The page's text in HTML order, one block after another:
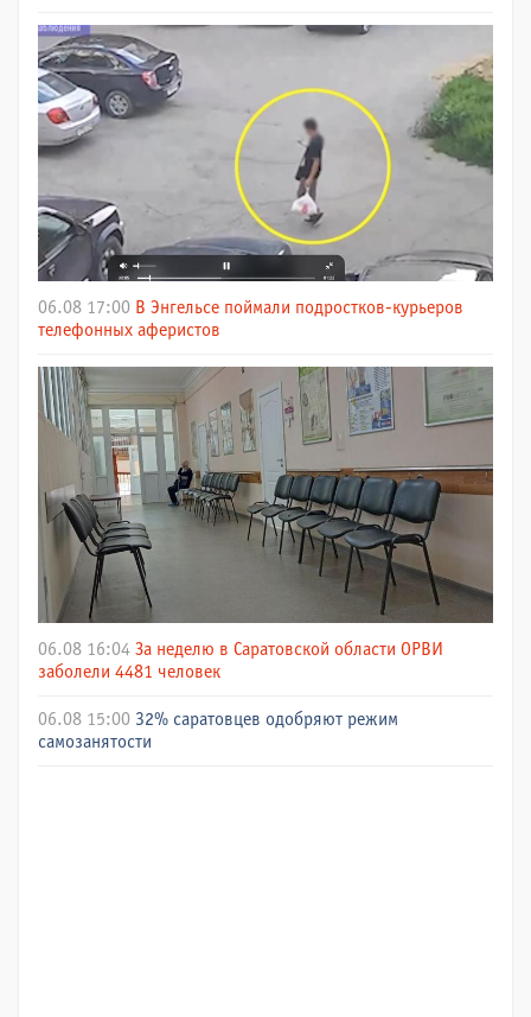
06.08 17:00 В Энгельсе поймали подростков-курьеров
телефонных аферистов
06.08 16:04 За неделю в Саратовской области ОРВИ
заболели 4481 человек
06.08 15:00 32% саратовцев одобряют режим
самозанятости